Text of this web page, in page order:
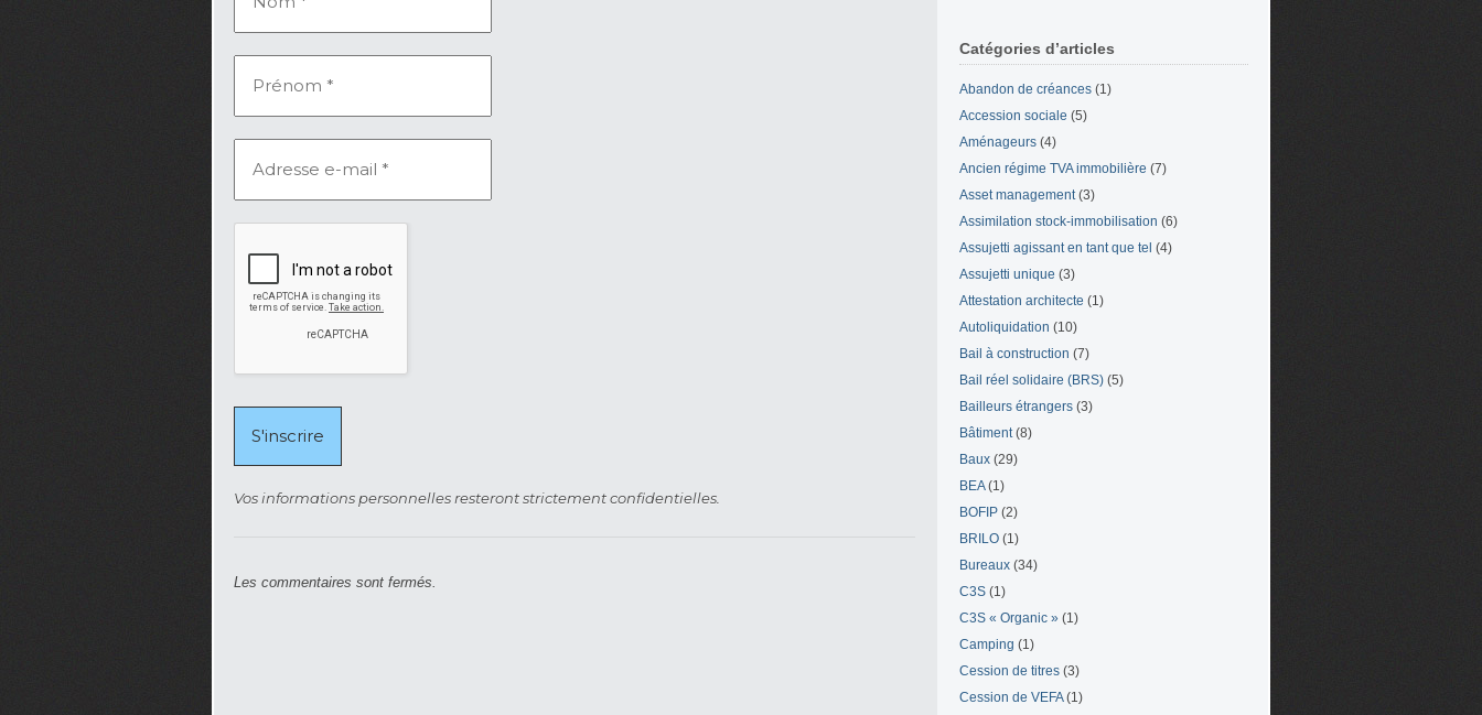
Vos informations personnelles resteront strictement confidentielles.
Les commentaires sont fermés.
Catégories d’articles
Abandon de créances (1)
Accession sociale (5)
Aménageurs (4)
Ancien régime TVA immobilière (7)
Asset management(3)
Assimilation stock-immobilisation (6)
Assujetti agissant en tant que tel (4)
Assujetti unique (3)
Attestation architecte (1)
Autoliquidation (10)
Bail à construction (7)
Bail réel solidaire (BRS) (5)
Bailleurs étrangers (3)
Bâtiment(8)
Baux (29)
BEA(1)
BOFIP (2)
BRILO (1)
Bureaux (34)
C3S (1)
C3S « Organic » (1)
Camping (1)
Cession de titres (3)
Cession de VEFA(1)